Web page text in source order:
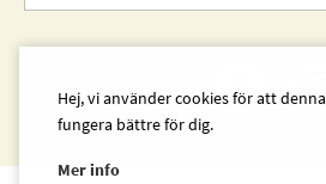
Hej, vi använder cookies för att
fungera bättre för dig.
Mer info